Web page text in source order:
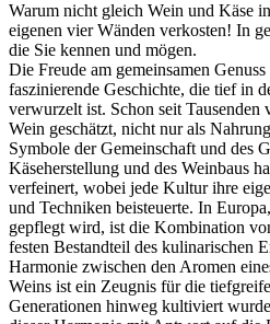
Warum nicht gleich Wein und Käse
eigenen vier Wänden verkosten! In
die Sie kennen und mögen.
Die Freude am gemeinsamen
faszinierende Geschichte, die tief in
verwurzelt ist. Schon seit Tausenden
Wein geschätzt, nicht nur als
Symbole der Gemeinschaft und des
Käseherstellung und des Weinbaus
verfeinert, wobei jede Kultur ihre
und Techniken beisteuerte. In
gepflegt wird, ist die Kombination
festen Bestandteil des kulinarischen
Harmonie zwischen den Aromen
Weins ist ein Zeugnis für die
Generationen hinweg kultiviert